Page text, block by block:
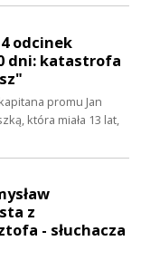
odcinek
dni: katastrofa
promu Jan
która miała 13 lat,
z
- słuchacza